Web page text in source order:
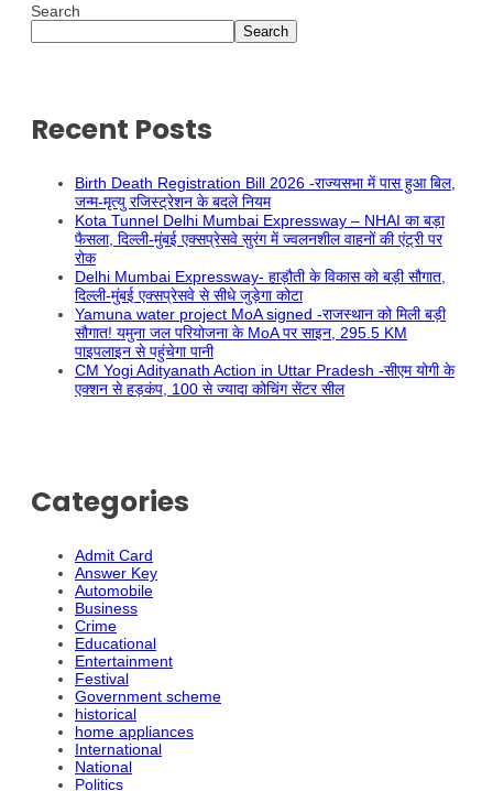
Search
Search
Recent Posts
Birth Death Registration Bill 2026 -राज्यसभा में पास हुआ बिल,
जन्म-मृत्यु रजिस्ट्रेशन के बदले नियम
Kota Tunnel Delhi Mumbai Expressway – NHAI का बड़ा
फैसला, दिल्ली-मुंबई एक्सप्रेसवे सुरंग में ज्वलनशील वाहनों की एंट्री पर
रोक
Delhi Mumbai Expressway- हाड़ौती के विकास को बड़ी सौगात,
दिल्ली-मुंबई एक्सप्रेसवे से सीधे जुड़ेगा कोटा
Yamuna water project MoA signed -राजस्थान को मिली बड़ी
सौगात! यमुना जल परियोजना के MoA पर साइन, 295.5 KM
पाइपलाइन से पहुंचेगा पानी
CM Yogi Adityanath Action in Uttar Pradesh -सीएम योगी के
एक्शन से हड़कंप, 100 से ज्यादा कोचिंग सेंटर सील
Categories
Admit Card
Answer Key
Automobile
Business
Crime
Educational
Entertainment
Festival
Government scheme
historical
home appliances
International
National
Politics